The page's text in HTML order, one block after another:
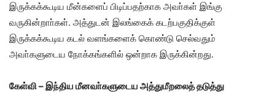
இருக்கக்கூடிய மீன்களைப் பிடிப்பதற்காக அவா்கள் இங்கு
வருகின்றாா்கள். அத்துடன் இலங்கைக் கடற்பகுதிக்குள்
இருக்கக்கூடிய கடல் வளங்களைக் கொண்டு செல்வதும்
அவா்களுடைய நோக்கங்களில் ஒன்றாக இருக்கின்றது.
கேள்வி–இந்திய மீனவா்களுடைய அத்துமீறலைத் தடுத்து